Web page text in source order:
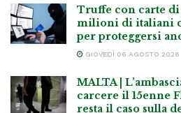
Truffe con carte di
milioni di italiani
per proteggersi
GIOVEDÌ 06 AGOSTO 2026
MALTA |
carcere il 15enne
resta il caso sulla